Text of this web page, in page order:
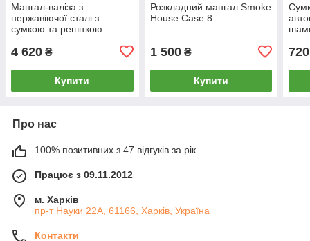
Мангал-валіза з
нержавіючої сталі з
сумкою та решіткою
4 620 ₴
Купити
Розкладний мангал Smoke
House Case 8
1 500₴
Купити
720
Про нас
100% позитивних з 47 відгуків за рік
Працює з 09.11.2012
м. Харків
пр-т Науки 22А, 61166, Харків, Україна
Контакти